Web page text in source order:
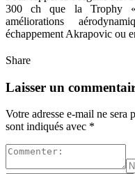
300 ch que la Trophy «
améliorations
échappement Akrapovic ou
Share
Laisser un
Votre adresse e-mail ne sera
sont indiqués avec *